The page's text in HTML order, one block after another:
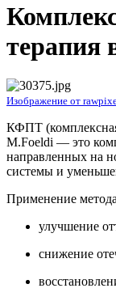
терапия
Изображение от
КФПТ
M.Foeldi — это
направленных на
системы и
Применение
улучшение
снижение